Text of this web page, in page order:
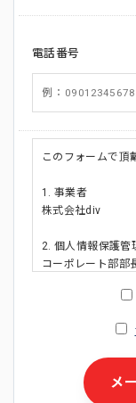
電話番号
このフォームで頂
1. 事業者
株式会社div
2. 個人情報保護管
コーポレート部部
・ご請求された
・本サービス及
メ